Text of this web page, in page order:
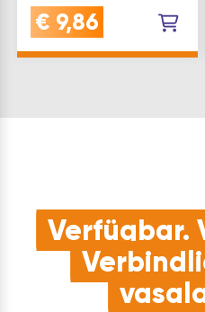
schwarz ø(mm): 20
Type: Zubehör
€ 9,86
Verfügbar.